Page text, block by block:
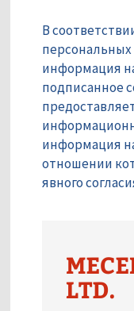
В
персональных
информация
подписанное
информация
отношении
явного
LTD.